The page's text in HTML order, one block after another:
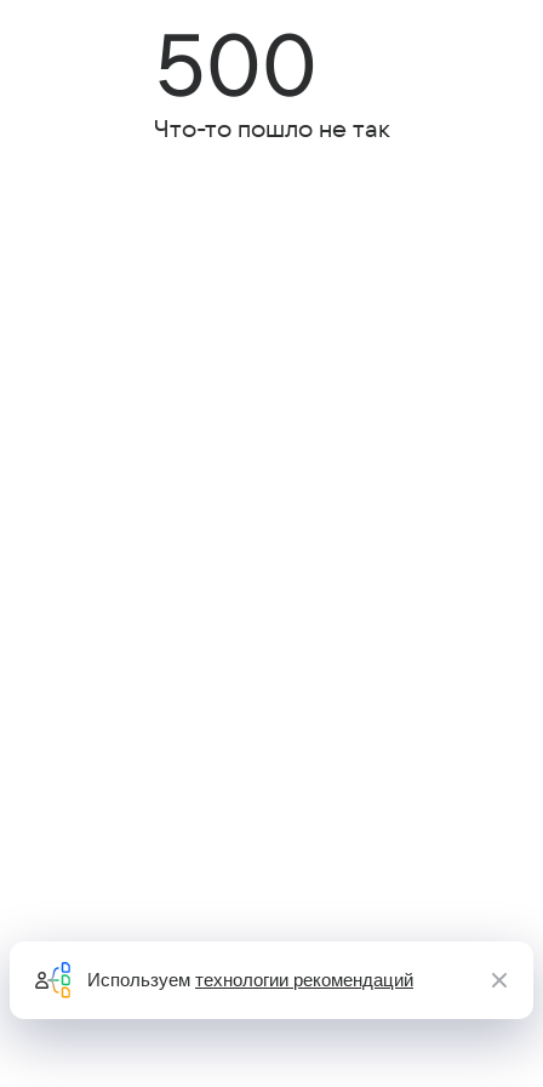
500
Что-то пошло не так
Используем технологии рекомендаций